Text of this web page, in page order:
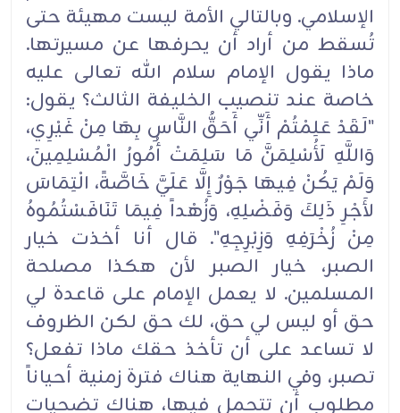
الإسلامي. وبالتالي الأمة ليست مهيئة حتى
تُسقط من أراد أن يحرفها عن مسيرتها.
ماذا يقول الإمام سلام الله تعالى عليه
خاصة عند تنصيب الخليفة الثالث؟ يقول:
"لَقَدْ عَلِمْتُمْ أَنِّي أَحَقُّ النَّاسِ بِهَا مِنْ غَيْرِي،
وَاللَّهِ لَأُسْلِمَنَّ مَا سَلِمَتْ أُمُورُ الْمُسْلِمِينَ،
وَلَمْ يَكُنْ فِيهَا جَوْرٌ إِلَّا عَلَيَّ خَاصَّةً، الْتِمَاسَ
لأَجْرِ ذَلِكَ وَفَضْلِهِ، وَزُهْداً فِيمَا تَنَافَسْتُمُوهُ
مِنْ زُخْرَفِهِ وَزِبْرِجِهِ". قال أنا أخذت خيار
الصبر، خيار الصبر لأن هكذا مصلحة
المسلمين. لا يعمل الإمام على قاعدة لي
حق أو ليس لي حق، لك حق لكن الظروف
لا تساعد على أن تأخذ حقك ماذا تفعل؟
تصبر، وفي النهاية هناك فترة زمنية أحياناً
مطلوب أن تتحمل فيها، هناك تضحيات